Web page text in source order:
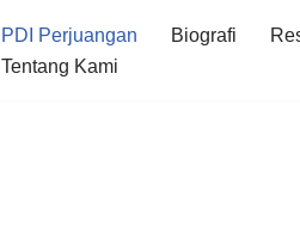
PDI Perjuangan Biografi
Tentang Kami